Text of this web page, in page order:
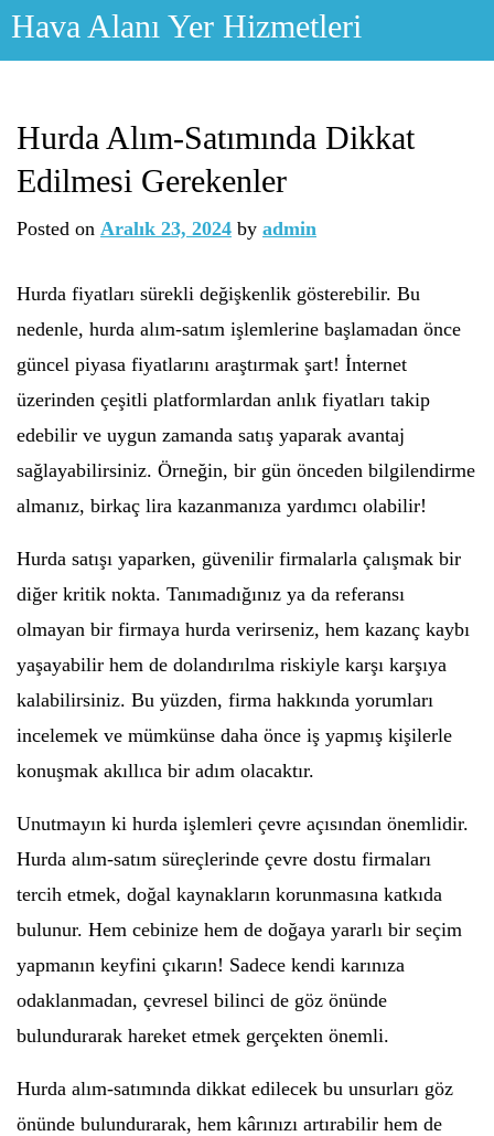
Skip
Hava Alanı Yer Hizmetleri
Hurda Alım-Satımında Dikkat
Edilmesi Gerekenler
Posted on Aralık 23, 2024 by admin
Hurda fiyatları sürekli değişkenlik gösterebilir. Bu
nedenle, hurda alım-satım işlemlerine başlamadan önce
güncel piyasa fiyatlarını araştırmak şart! İnternet
üzerinden çeşitli platformlardan anlık fiyatları takip
edebilir ve uygun zamanda satış yaparak avantaj
sağlayabilirsiniz. Örneğin, bir gün önceden bilgilendirme
almanız, birkaç lira kazanmanıza yardımcı olabilir!
Hurda satışı yaparken, güvenilir firmalarla çalışmak bir
diğer kritik nokta. Tanımadığınız ya da referansı
olmayan bir firmaya hurda verirseniz, hem kazanç kaybı
yaşayabilir hem de dolandırılma riskiyle karşı karşıya
kalabilirsiniz. Bu yüzden, firma hakkında yorumları
incelemek ve mümkünse daha önce iş yapmış kişilerle
konuşmak akıllıca bir adım olacaktır.
Unutmayın ki hurda işlemleri çevre açısından önemlidir.
Hurda alım-satım süreçlerinde çevre dostu firmaları
tercih etmek, doğal kaynakların korunmasına katkıda
bulunur. Hem cebinize hem de doğaya yararlı bir seçim
yapmanın keyfini çıkarın! Sadece kendi karınıza
odaklanmadan, çevresel bilinci de göz önünde
bulundurarak hareket etmek gerçekten önemli.
Hurda alım-satımında dikkat edilecek bu unsurları göz
önünde bulundurarak, hem kârınızı artırabilir hem de